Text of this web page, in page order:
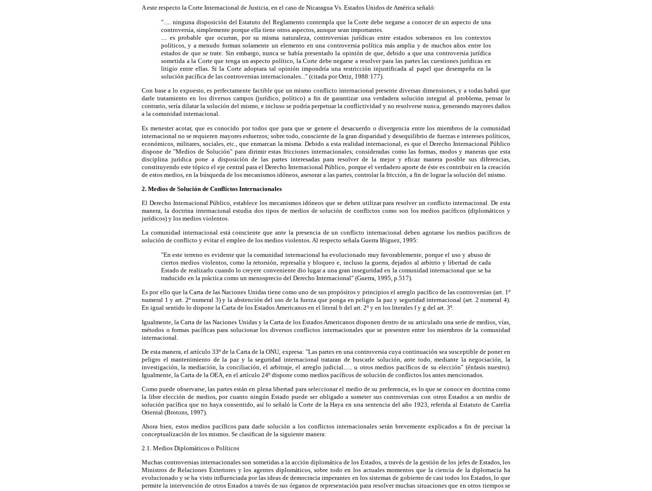
A este respecto la Corte Internacional de Justicia, en el caso de Nicaragua Vs. Estados Unidos de América señaló:
"..... ninguna disposición del Estatuto del Reglamento contempla que la Corte debe negarse a conocer de un aspecto de una
controversia, simplemente porque ella tiene otros aspectos, aunque sean importantes.
.... es probable que ocurran, por su misma naturaleza, controversias jurídicas entre estados soberanos en los contextos
políticos, y a menudo forman solamente un elemento en una controversia política más amplia y de muchos años entre los
estados de que se trate. Sin embargo, nunca se había presentado la opinión de que, debido a que una controversia jurídica
sometida a la Corte que tenga un aspecto político, la Corte debe negarse a resolver para las partes las cuestiones jurídicas en
litigio entre ellas. Si la Corte adoptara tal opinión impondría una restricción injustificada al papel que desempeña en la
solución pacífica de las controversias internacionales..." (citada por Ortiz, 1988:177).
Con base a lo expuesto, es perfectamente factible que un mismo conflicto internacional presente diversas dimensiones, y a todas habrá que
darle tratamiento en los diversos campos (jurídico, político) a fin de garantizar una verdadera solución integral al problema, pensar lo
contrario, sería dilatar la solución del mismo, e incluso se podría perpetuar la conflictividad y no resolverse nunca, generando mayores daños
a la comunidad internacional.
Es menester acotar, que es conocido por todos que para que se genere el desacuerdo o divergencia entre los miembros de la comunidad
internacional no se requieren mayores esfuerzos; sobre todo, consciente de la gran disparidad y desequilibrio de fuerzas e intereses políticos,
económicos, militares, sociales, etc., que enmarcan la misma. Debido a esta realidad internacional, es que el Derecho Internacional Público
dispone de "Medios de Solución" para dirimir estas fricciones internacionales; consideradas como las formas, modos y maneras que esta
disciplina jurídica pone a disposición de las partes interesadas para resolver de la mejor y eficaz manera posible sus diferencias,
constituyendo este tópico el eje central para el Derecho Internacional Público, porque el verdadero aporte de éste es contribuir en la creación
de estos medios, en la búsqueda de los mecanismos idóneos, asesorar a las partes, controlar la fricción, a fin de lograr la solución del mismo.
2. Medios de Solución de Conflictos Internacionales
El Derecho Internacional Público, establece los mecanismos idóneos que se deben utilizar para resolver un conflicto internacional. De esta
manera, la doctrina internacional estudia dos tipos de medios de solución de conflictos como son los medios pacíficos (diplomáticos y
jurídicos) y los medios violentos.
La comunidad internacional está consciente que ante la presencia de un conflicto internacional deben agotarse los medios pacíficos de
solución de conflicto y evitar el empleo de los medios violentos. Al respecto señala Guerra Iñiguez, 1995:
"En este terreno es evidente que la comunidad internacional ha evolucionado muy favorablemente, porque el uso y abuso de
ciertos medios violentos, como la retorsión, represalia y bloqueo e, incluso la guerra, dejados al arbitrio y libertad de cada
Estado de realizarlo cuando lo creyere conveniente dio lugar a una gran inseguridad en la comunidad internacional que se ha
traducido en la práctica como un menosprecio del Derecho Internacional" (Guerra, 1995, p.517).
Es por ello que la Carta de las Naciones Unidas tiene como uno de sus propósitos y principios el arreglo pacífico de las controversias (art. 1º
numeral 1 y art. 2º numeral 3) y la abstención del uso de la fuerza que ponga en peligro la paz y seguridad internacional (art. 2 numeral 4).
En igual sentido lo dispone la Carta de los Estados Americanos en el literal b del art. 2º y en los literales f y g del art. 3º.
Igualmente, la Carta de las Naciones Unidas y la Carta de los Estados Americanos disponen dentro de su articulado una serie de medios, vías,
métodos o formas pacíficas para solucionar los diversos conflictos internacionales que se presenten entre los miembros de la comunidad
internacional.
De esta manera, el artículo 33º de la Carta de la ONU, expresa: "Las partes en una controversia cuya continuación sea susceptible de poner en
peligro el mantenimiento de la paz y la seguridad internacional trataran de buscarle solución, ante todo, mediante la negociación, la
investigación, la mediación, la conciliación, el arbitraje, el arreglo judicial...... u otros medios pacíficos de su elección" (énfasis nuestro).
Igualmente, la Carta de la OEA, en el artículo 24º dispone como medios pacíficos de solución de conflictos los antes mencionados.
Como puede observarse, las partes están en plena libertad para seleccionar el medio de su preferencia, es lo que se conoce en doctrina como
la libre elección de medios, por cuanto ningún Estado puede ser obligado a someter sus controversias con otros Estados a un medio de
solución pacífica que no haya consentido, así lo señaló la Corte de la Haya en una sentencia del año 1923, referida al Estatuto de Carelia
Oriental (Brotons, 1997).
Ahora bien, estos medios pacíficos para darle solución a los conflictos internacionales serán brevemente explicados a fin de precisar la
conceptualización de los mismos. Se clasifican de la siguiente manera:
2.1. Medios Diplomáticos o Políticos
Muchas controversias internacionales son sometidas a la acción diplomática de los Estados, a través de la gestión de los jefes de Estados, los
Ministros de Relaciones Exteriores y los agentes diplomáticos, sobre todo en los actuales momentos que la ciencia de la diplomacia ha
evolucionado y se ha visto influenciada por las ideas de democracia imperantes en los sistemas de gobierno de casi todos los Estados, lo que
permite la intervención de otros Estados a través de sus órganos de representación para resolver muchas situaciones que en otros tiempos se